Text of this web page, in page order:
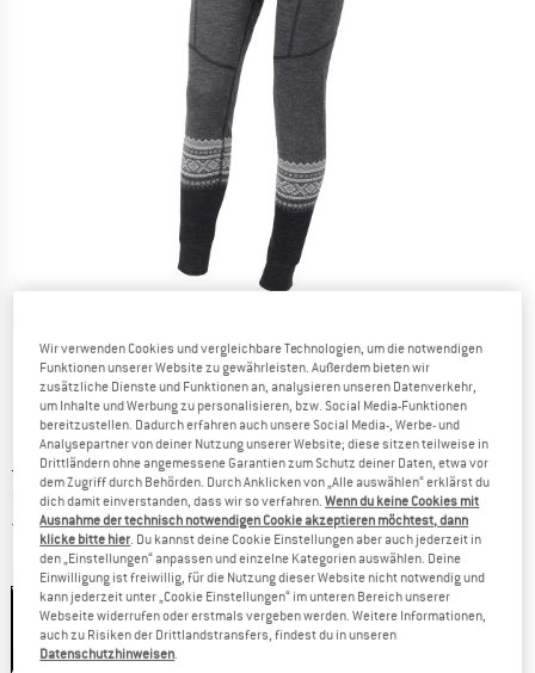
Ursprünglicher Preis :
CHF136.95
Preis:
CHF109.56 inkl. MwSt., zollfreie Lieferung
Versandkostenfrei(CH)Schweiz. Informationen zu den
Farbe:Norefjell
20%
Wir verwenden Cookies und vergleichbare Technologien, um die notwendigen
Funktionen unserer Website zu gewährleisten. Außerdem bieten wir
zusätzliche Dienste und Funktionen an, analysieren unseren Datenverkehr,
um Inhalte und Werbung zu personalisieren, bzw. Social Media-Funktionen
bereitzustellen. Dadurch erfahren auch unsere Social Media-, Werbe- und
Analysepartner von deiner Nutzung unserer Website; diese sitzen teilweise in
Drittländern ohne angemessene Garantien zum Schutz deiner Daten, etwa vor
dem Zugriff durch Behörden. Durch Anklicken von „Alle auswählen“ erklärst du
dich damit einverstanden, dass wir so verfahren.Wenn du keine Cookies mit
Ausnahme der technisch notwendigen Cookie akzeptieren möchtest, dann
klicke bitte hier . Du kannst deine Cookie Einstellungen aber auch jederzeit in
den „Einstellungen“ anpassen und einzelne Kategorien auswählen. Deine
Einwilligung ist freiwillig, für die Nutzung dieser Website nicht notwendig und
kann jederzeit unter „Cookie Einstellungen“ im unteren Bereich unserer
Webseite widerrufen oder erstmals vergeben werden. Weitere Informationen,
auch zu Risiken der Drittlandstransfers, findest du in unseren
Datenschutzhinweisen